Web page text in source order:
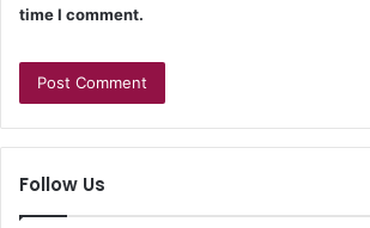
time I comment.
Follow Us